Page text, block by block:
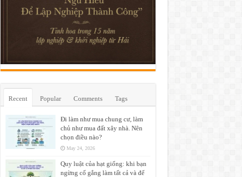
Recent Popular Comments Tags
Đi làm như mua chung cư, làm
chủ như mua đất xây nhà. Nên
chọn điều nào?
May 24, 2026
Quy luật của hạt giống: khi bạn
ngừng cố gắng làm tất cả và để